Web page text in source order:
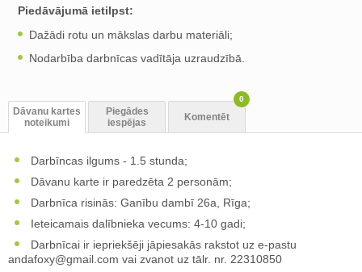
Piedāvājumā ietilpst:
Dažādi rotu un mākslas darbu materiāli;
Nodarbība darbnīcas vadītāja uzraudzībā.
Dāvanu kartes
noteikumi
Piegādes
iespējas
Komentēt
0
Darbīncas ilgums - 1.5 stunda;
Dāvanu karte ir paredzēta 2 personām;
Darbnīca risinās: Ganību dambī 26a, Rīga;
Ieteicamais dalībnieka vecums: 4-10 gadi;
Darbnīcai ir iepriekšēji jāpiesakās rakstot uz e-pastu
andafoxy@gmail.com vai zvanot uz tālr. nr. 22310850